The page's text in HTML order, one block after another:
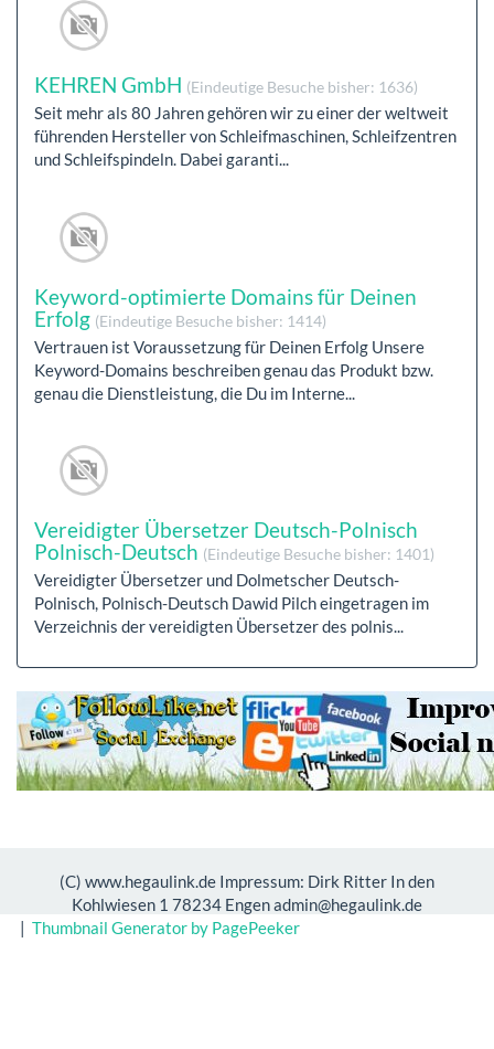
KEHREN GmbH (Eindeutige Besuche bisher: 1636)
Seit mehr als 80 Jahren gehören wir zu einer der weltweit
führenden Hersteller von Schleifmaschinen, Schleifzentren
und Schleifspindeln. Dabei garanti...
Keyword-optimierte Domains für Deinen
Erfolg (Eindeutige Besuche bisher: 1414)
Vertrauen ist Voraussetzung für Deinen Erfolg Unsere
Keyword-Domains beschreiben genau das Produkt bzw.
genau die Dienstleistung, die Du im Interne...
Vereidigter Übersetzer Deutsch-Polnisch
Polnisch-Deutsch (Eindeutige Besuche bisher: 1401)
Vereidigter Übersetzer und Dolmetscher Deutsch-
Polnisch, Polnisch-Deutsch Dawid Pilch eingetragen im
Verzeichnis der vereidigten Übersetzer des polnis...
(C) www.hegaulink.de Impressum: Dirk Ritter In den
Kohlwiesen 1 78234 Engen admin@hegaulink.de
| Thumbnail Generator by PagePeeker